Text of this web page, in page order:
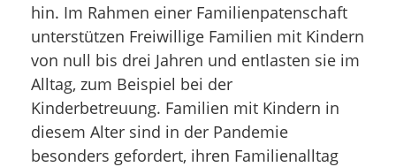
hin. Im Rahmen einer Familienpatenschaft
unterstützen Freiwillige Familien mit Kindern
von null bis drei Jahren und entlasten sie im
Alltag, zum Beispiel bei der
Kinderbetreuung. Familien mit Kindern in
diesem Alter sind in der Pandemie
besonders gefordert, ihren Familienalltag